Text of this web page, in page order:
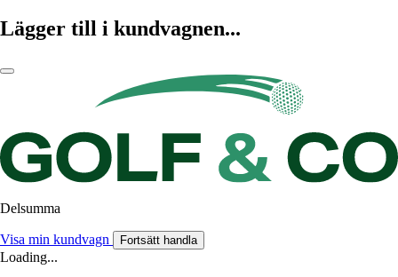
Lägger till i kundvagnen...
Delsumma
Visa min kundvagn Fortsätt handla
Loading...